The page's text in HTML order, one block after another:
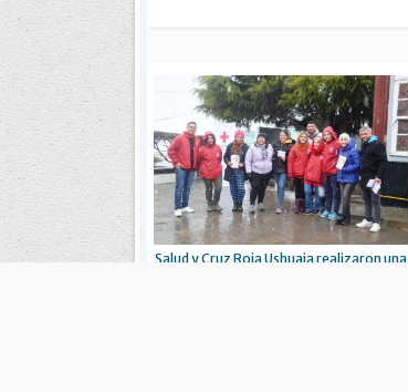
Salud y Cruz Roja Ushuaia realizaron una